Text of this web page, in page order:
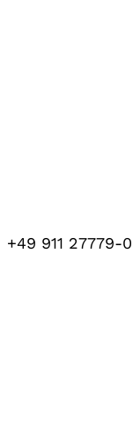
+49 911 27779-0